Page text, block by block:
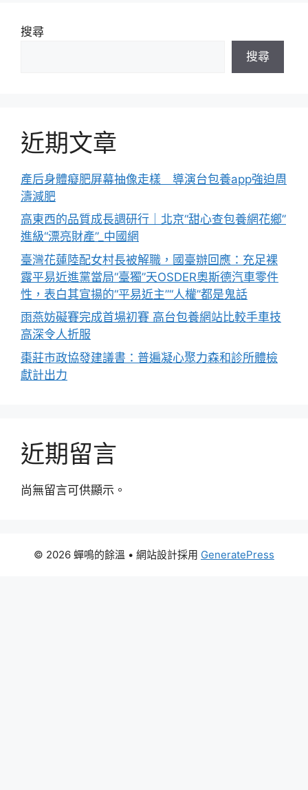
搜尋
搜尋
近期文章
產后身體癡肥屏幕抽像走樣 導演台包養app強迫周
濤減肥
高東西的品質成長調研行｜北京“甜心查包養網花鄉”
進級“漂亮財產”_中國網
臺灣花蓮陸配女村長被解職，國臺辦回應：充足裸
露平易近進黨當局“臺獨”天OSDER奧斯德汽車零件
性，表白其宣揚的“平易近主”“人權”都是鬼話
雨燕妨礙賽完成首場初賽 高台包養網站比較手車技
高深令人折服
棗莊市政協發建議書：普遍凝心聚力森和診所體檢
獻計出力
近期留言
尚無留言可供顯示。
© 2026 蟬鳴的餘溫 • 網站設計採用 GeneratePress